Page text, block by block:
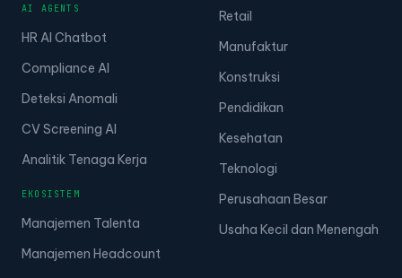
AI AGENTS
HR AI Chatbot
Compliance AI
Deteksi Anomali
CV Screening AI
Analitik Tenaga Kerja
EKOSISTEM
Manajemen Talenta
Manajemen Headcount
Retail
Manufaktur
Konstruksi
Pendidikan
Kesehatan
Teknologi
Perusahaan Besar
Usaha Kecil dan Menengah